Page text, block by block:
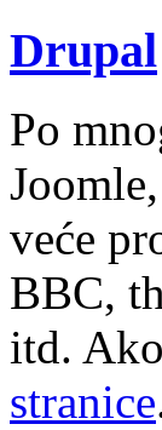
Drupal
Po
veće
BBC,
itd.
stranice